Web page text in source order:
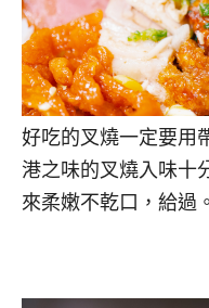
好吃的叉燒一定要用
港之味的叉燒入味十
來柔嫩不乾口，給過。